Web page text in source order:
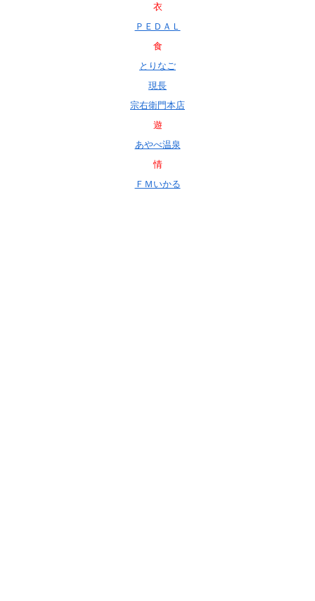
衣
ＰＥＤＡＬ
食
とりなご
現長
宗右衛門本店
遊
あやべ温泉
情
ＦＭいかる